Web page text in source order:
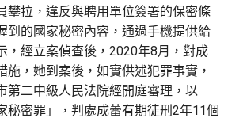
攀拉，違反與聘用單位簽署的保密條
到的國家秘密內容，通過手機提供給
，經立案偵查後，2020年8月，對成
施，她到案後，如實供述犯罪事實，
第二中級人民法院經開庭審理，以
秘密罪」，判處成蕾有期徒刑2年11個